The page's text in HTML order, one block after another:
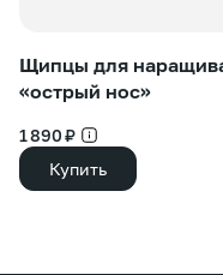
Щипцы для
«острый нос»
1 890 ₽
Купить